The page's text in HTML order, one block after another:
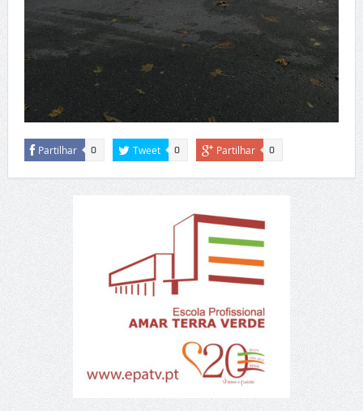
Partilhar 0 Tweet 0 Partilhar 0